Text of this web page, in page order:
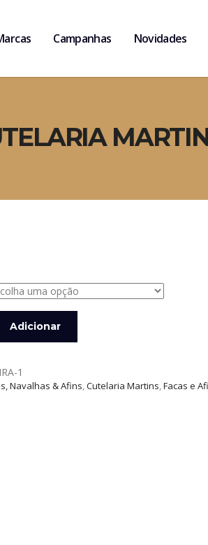
Campanhas Novidades
Adicionar
1
Navalhas & Afins,Cutelaria Martins,Facas e